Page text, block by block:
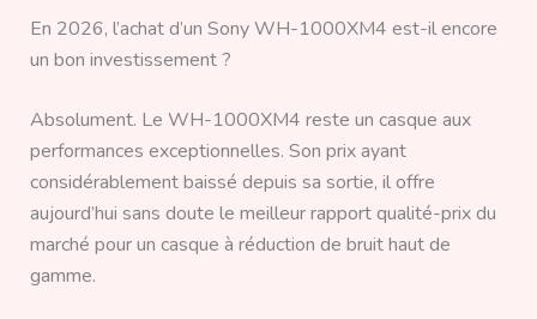
En 2026, l’achat d’un Sony WH-1000XM4 est-il encore
un bon investissement ?
Absolument. Le WH-1000XM4 reste un casque aux
performances exceptionnelles. Son prix ayant
considérablement baissé depuis sa sortie, il offre
aujourd’hui sans doute le meilleur rapport qualité-prix du
marché pour un casque à réduction de bruit haut de
gamme.